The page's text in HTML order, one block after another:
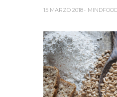
15 MARZO 2018